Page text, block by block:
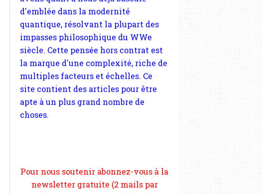
la marque d'une complexité, riche de
multiples facteurs et échelles. Ce
site contient des articles pour être
apte à un plus grand nombre de
choses.
et si vous le pouvez faîtes des liens
depuis votre site.